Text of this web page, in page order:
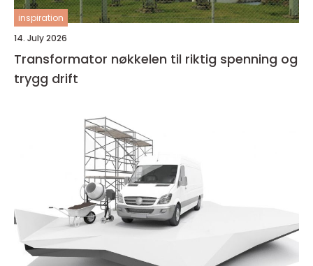
inspiration
14. July 2026
Transformator nøkkelen til riktig spenning og
trygg drift